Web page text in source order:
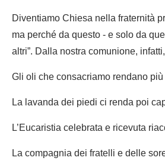
Diventiamo Chiesa nella fraternità
ma perché da questo - e solo da
altri”. Dalla nostra comunione,
Gli oli che consacriamo rendano
La lavanda dei piedi ci renda poi
L’Eucaristia celebrata e ricevuta
La compagnia dei fratelli e delle